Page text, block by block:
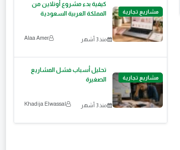
مشاريع تجارية
كيفية بدء مشروع أونلاين من
المملكة العربية السعودية
منذ 3 أشهر Alaa Amer
مشاريع تجارية
تحليل أسباب فشل المشاريع
الصغيرة
منذ 3 أشهر Khadija Elwassal